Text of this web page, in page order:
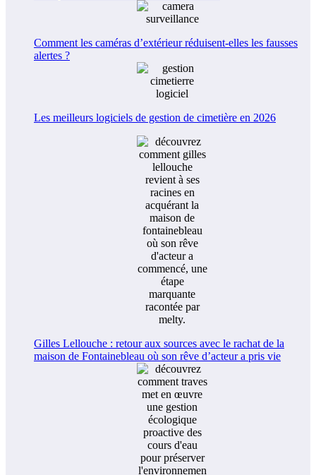
Comment les caméras d’extérieur réduisent-elles les fausses
alertes ?
Les meilleurs logiciels de gestion de cimetière en 2026
Gilles Lellouche : retour aux sources avec le rachat de la
maison de Fontainebleau où son rêve d’acteur a pris vie